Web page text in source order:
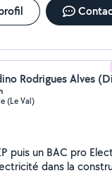
Rodrigues Alves
(Le Val)
puis un BAC pro
dans la